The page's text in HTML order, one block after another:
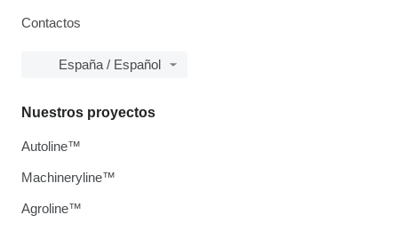
Contactos
España / Español
Nuestros proyectos
Autoline™
Machineryline™
Agroline™